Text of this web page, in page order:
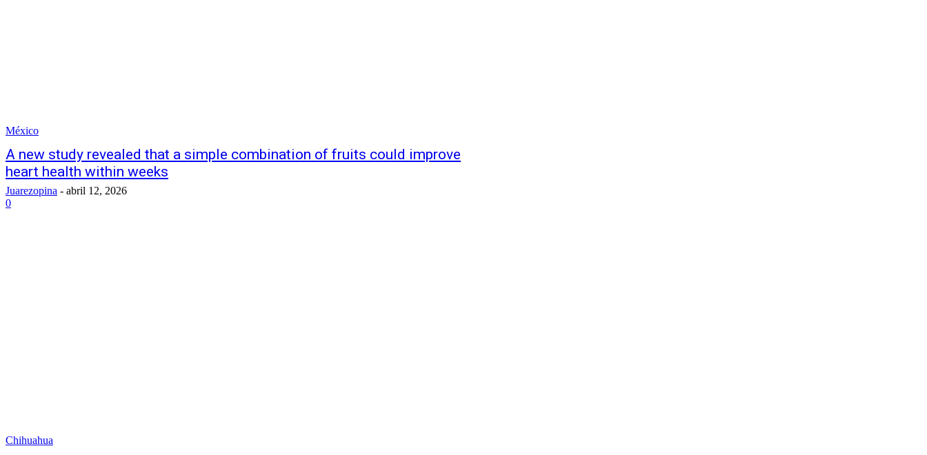
México
A new study revealed that a simple combination of fruits could improve
heart health within weeks
Juarezopina - abril 12, 2026
0
Chihuahua